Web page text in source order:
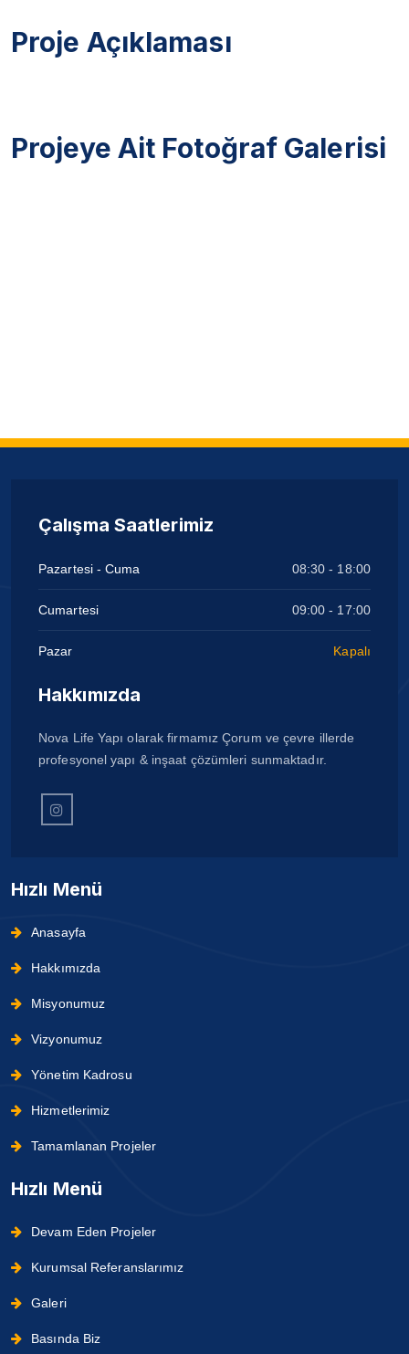
Proje Açıklaması
Projeye Ait Fotoğraf Galerisi
Çalışma Saatlerimiz
Pazartesi - Cuma 08:30 - 18:00
Cumartesi 09:00 - 17:00
Pazar Kapalı
Hakkımızda
Nova Life Yapı olarak firmamız Çorum ve çevre illerde
profesyonel yapı & inşaat çözümleri sunmaktadır.
Hızlı Menü
Anasayfa
Hakkımızda
Misyonumuz
Vizyonumuz
Yönetim Kadrosu
Hizmetlerimiz
Tamamlanan Projeler
Hızlı Menü
Devam Eden Projeler
Kurumsal Referanslarımız
Galeri
Basında Biz